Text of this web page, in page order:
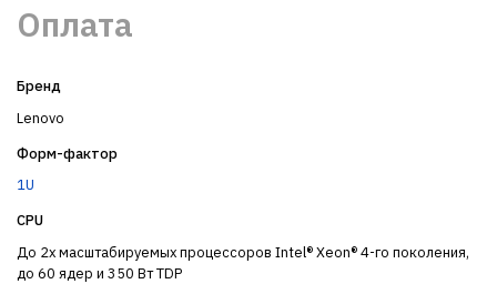
Оплата
Бренд
Lenovo
Форм-фактор
1U
CPU
До 2x масштабируемых процессоров Intel® Xeon® 4-го поколения,
до 60 ядер и 350 Вт TDP